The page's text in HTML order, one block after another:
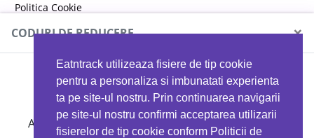
Eatntrack utilizeaza fisiere de tip cookie
pentru a personaliza si imbunatati experienta
ta pe site-ul nostru. Prin continuarea navigarii
pe site-ul nostru confirmi acceptarea utilizarii
fisierelor de tip cookie conform Politicii de
Politica Cookie
Politica de confidențialitate
CODURI DE REDUCERE ×
MYPROTEIN
Ai 40%reducere la orice comandă folosind codul